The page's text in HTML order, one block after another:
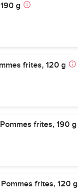
g
frites, 120 g
frites, 190 g
frites, 120 g